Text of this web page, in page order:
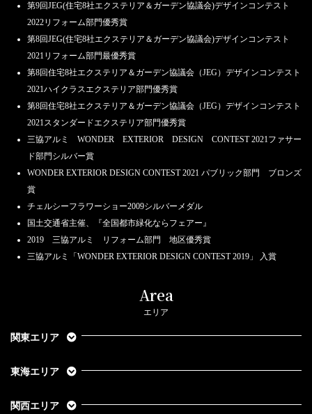
第9回JEG(住宅8社エクステリア＆ガーデン協議会)デザインコンテスト
2022リフォーム部門優秀賞
第8回JEG(住宅8社エクステリア＆ガーデン協議会)デザインコンテスト
2021リフォーム部門最優秀賞
第8回住宅8社エクステリア＆ガーデン協議会（JEG）デザインコンテスト
2021ハイクラスエクステリア部門優秀賞
第8回住宅8社エクステリア＆ガーデン協議会（JEG）デザインコンテスト
2021スタンダードエクステリア部門優秀賞
三協アルミ WONDER EXTERIOR DESIGN CONTEST 2021ファサー
ド部門シルバー賞
WONDER EXTERIOR DESIGN CONTEST 2021 パブリック部門 ブロンズ
賞
チェルシーフラワーショー2009シルバーメダル
国土交通省主催、『全国都市緑化ならフェアー』
2019 三協アルミ リフォーム部門 地区優秀賞
三協アルミ「WONDER EXTERIOR DESIGN CONTEST 2019」 入賞
Area
エリア
関東エリア
東海エリア
関西エリア